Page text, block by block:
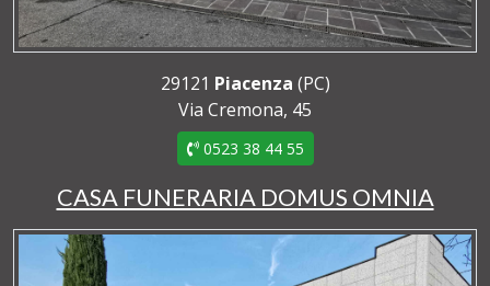
29121 Piacenza (PC)
Via Cremona, 45
0523 38 44 55
CASA FUNERARIA DOMUS OMNIA